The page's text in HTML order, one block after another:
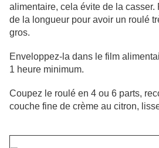
alimentaire, cela évite de la
de la longueur pour avoir un roulé
gros.
Enveloppez-la dans le film
1 heure minimum.
Coupez le roulé en 4 ou 6 parts,
couche fine de crème au citron,